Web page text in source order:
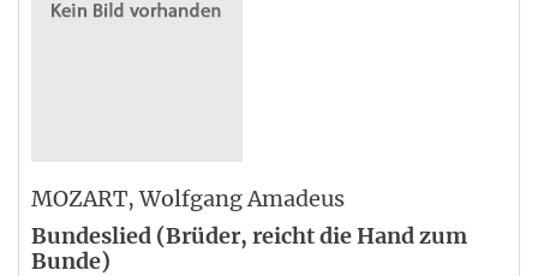
MOZART, Wolfgang Amadeus
Bundeslied (Brüder, reicht die Hand zum
Bunde)